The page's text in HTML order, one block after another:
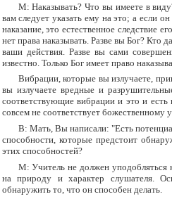
М: Наказывать? Что вы имеете в
вам следует указать ему на это; а если
наказание, это естественное следствие
нет права наказывать. Разве вы Бог? Кто
ваши действия. Разве вы сами
известно. Только Бог имеет право
Вибрации, которые вы излучаете,
вы излучаете вредные и
соответствующие вибрации и это и есть
совсем не соответствует божественному
В: Мать, Вы написали: "Есть
способности, которые предстоит
этих способностей?
М: Учитель не должен уподобляться
на природу и характер слушателя.
обнаружить то, что он способен делать.